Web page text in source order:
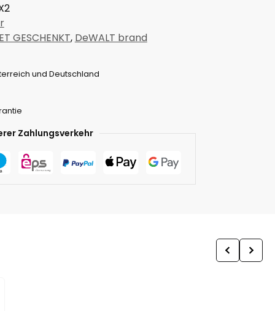
GESCHENKT, DeWALT brand
und Deutschland
Zahlungsverkehr